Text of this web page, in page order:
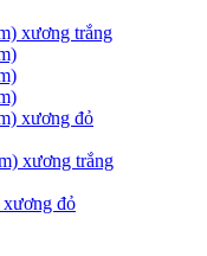
xương trắng
xương đỏ
xương trắng
xương đỏ